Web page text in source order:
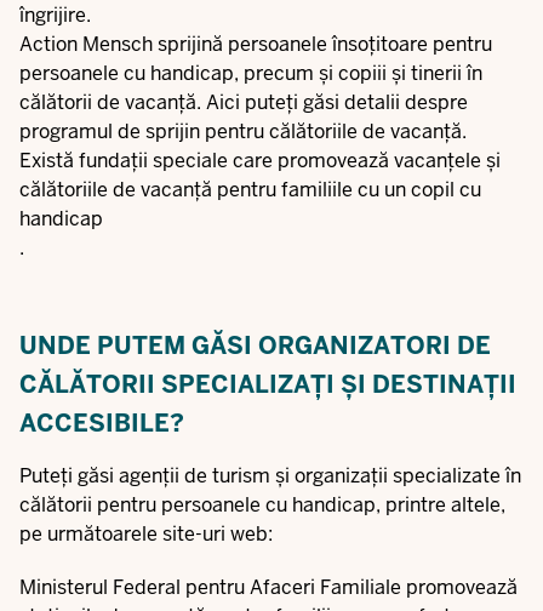
îngrijire.
Action Mensch sprijină persoanele însoțitoare pentru
persoanele cu handicap, precum și copiii și tinerii în
călătorii de vacanță. Aici puteți găsi detalii despre
programul de sprijin pentru călătoriile de vacanță.
Există fundații speciale care promovează vacanțele și
călătoriile de vacanță pentru familiile cu un copil cu
handicap
.
UNDE PUTEM GĂSI ORGANIZATORI DE
CĂLĂTORII SPECIALIZAȚI ȘI DESTINAȚII
ACCESIBILE?
Puteți găsi agenții de turism și organizații specializate în
călătorii pentru persoanele cu handicap, printre altele,
pe următoarele site-uri web:
Ministerul Federal pentru Afaceri Familiale promovează